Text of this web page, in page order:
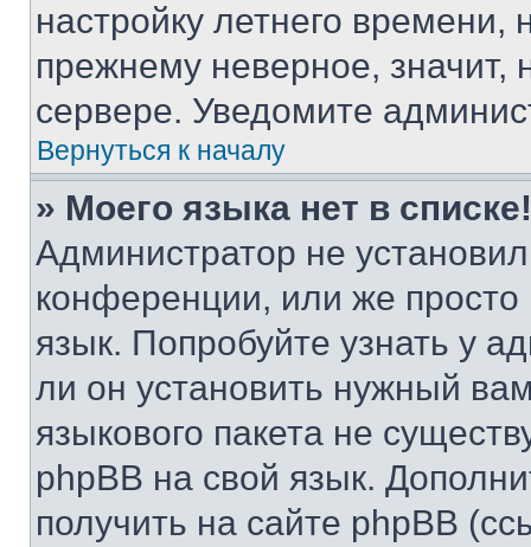
настройку летнего
прежнему неверное, значит,
сервере. Уведомите
Вернуться к началу
» Моего языка нет в списке!
Администратор не
конференции, или же
язык. Попробуйте узнать у
ли он установить нужный
языкового пакета не
phpBB на свой язык.
получить на сайте phpBB